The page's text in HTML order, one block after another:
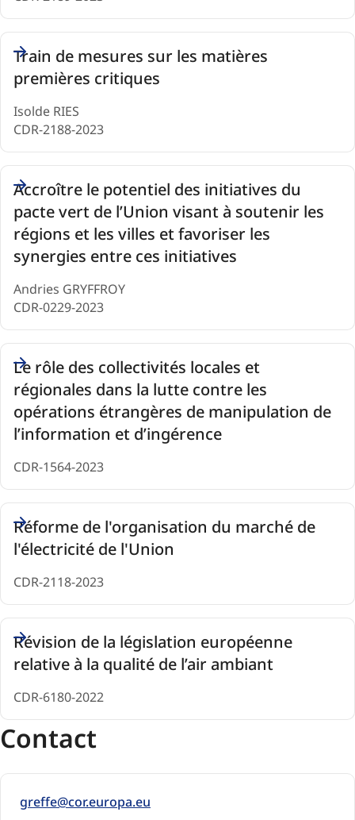
Train de mesures sur les matières
premières critiques
Isolde RIES
CDR-2188-2023
Accroître le potentiel des initiatives du
pacte vert de l’Union visant à soutenir les
régions et les villes et favoriser les
synergies entre ces initiatives
Andries GRYFFROY
CDR-0229-2023
Le rôle des collectivités locales et
régionales dans la lutte contre les
opérations étrangères de manipulation de
l’information et d’ingérence
CDR-1564-2023
Réforme de l'organisation du marché de
l'électricité de l'Union
CDR-2118-2023
Révision de la législation européenne
relative à la qualité de l’air ambiant
CDR-6180-2022
Contact
greffe@cor.europa.eu